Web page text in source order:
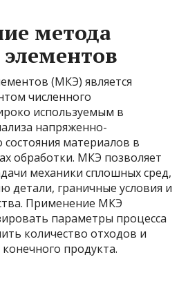
метода
(МКЭ) является
численного
используемым в
напряженно-
материалов в
обработки. МКЭ позволяет
механики сплошных сред,
детали, граничные условия и
Применение МКЭ
параметры процесса
количество отходов и
продукта.